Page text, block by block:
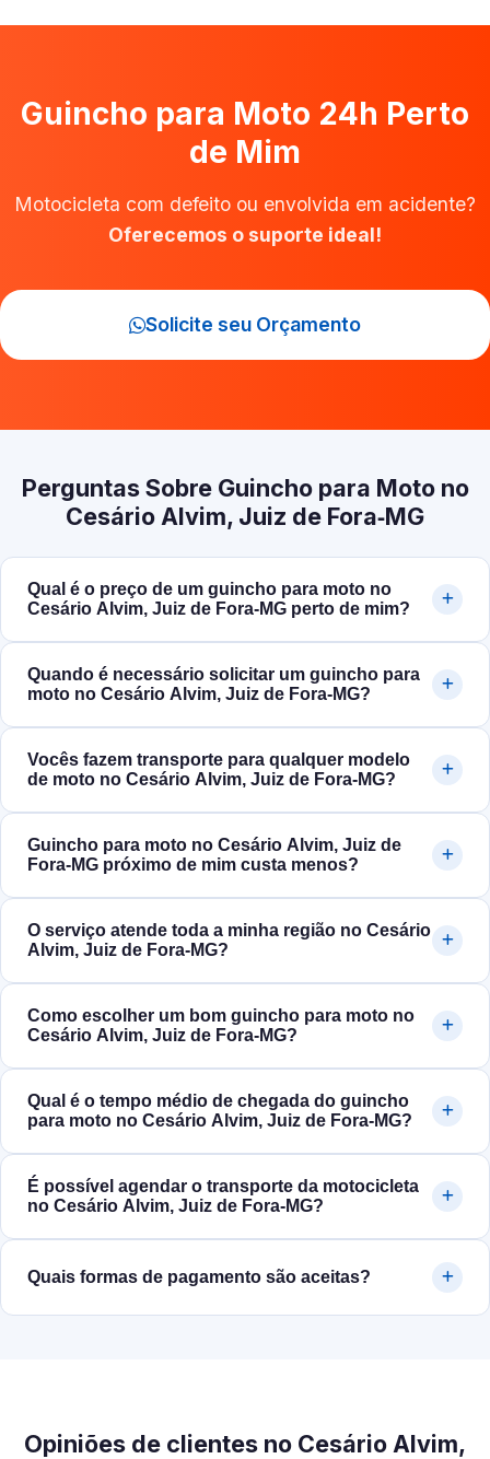
Guincho para Moto 24h Perto
de Mim
Motocicleta com defeito ou envolvida em acidente?
Oferecemos o suporte ideal!
Solicite seu Orçamento
Perguntas Sobre Guincho para Moto no
Cesário Alvim, Juiz de Fora‑MG
Qual é o preço de um guincho para moto no
Cesário Alvim, Juiz de Fora‑MG perto de mim?
Quando é necessário solicitar um guincho para
moto no Cesário Alvim, Juiz de Fora‑MG?
Vocês fazem transporte para qualquer modelo
de moto no Cesário Alvim, Juiz de Fora‑MG?
Guincho para moto no Cesário Alvim, Juiz de
Fora‑MG próximo de mim custa menos?
O serviço atende toda a minha região no Cesário
Alvim, Juiz de Fora‑MG?
Como escolher um bom guincho para moto no
Cesário Alvim, Juiz de Fora‑MG?
Qual é o tempo médio de chegada do guincho
para moto no Cesário Alvim, Juiz de Fora‑MG?
É possível agendar o transporte da motocicleta
no Cesário Alvim, Juiz de Fora‑MG?
Quais formas de pagamento são aceitas?
Opiniões de clientes no Cesário Alvim,